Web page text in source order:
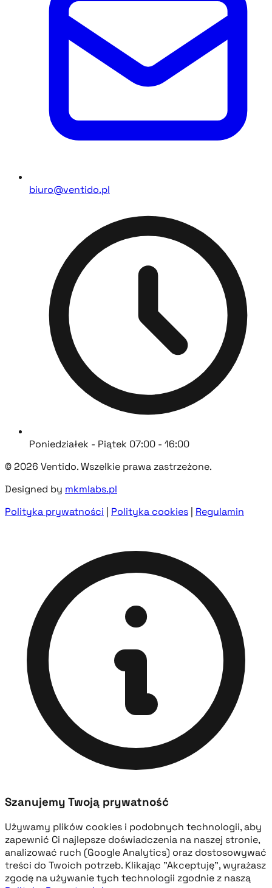
biuro@ventido.pl
Poniedziałek - Piątek 07:00 - 16:00
© 2026 Ventido. Wszelkie prawa zastrzeżone.
Designed by mkmlabs.pl
Polityka prywatności | Polityka cookies | Regulamin
Szanujemy Twoją prywatność
Używamy plików cookies i podobnych technologii, aby
zapewnić Ci najlepsze doświadczenia na naszej stronie,
analizować ruch (Google Analytics) oraz dostosowywać
treści do Twoich potrzeb. Klikając "Akceptuję", wyrażasz
zgodę na używanie tych technologii zgodnie z naszą